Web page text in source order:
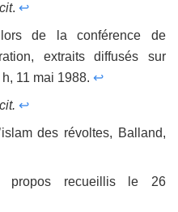
. ↩
lors de la conférence de
extraits diffusés sur
11 mai 1988. ↩
↩
des révoltes, Balland,
propos recueillis le 26